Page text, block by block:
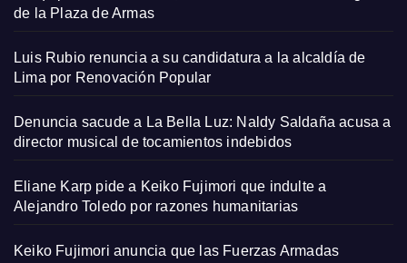
de la Plaza de Armas
Luis Rubio renuncia a su candidatura a la alcaldía de
Lima por Renovación Popular
Denuncia sacude a La Bella Luz: Naldy Saldaña acusa a
director musical de tocamientos indebidos
Eliane Karp pide a Keiko Fujimori que indulte a
Alejandro Toledo por razones humanitarias
Keiko Fujimori anuncia que las Fuerzas Armadas